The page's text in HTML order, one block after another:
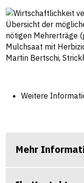
Übersicht der
nötigen Mehrerträge
Mulchsaat mit
Martin Bertschi,
Weitere
Mehr